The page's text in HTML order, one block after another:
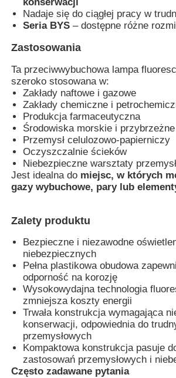
Explosion Proof Box
wyłącznik przeciwwybuchowy
Glandy kablowe zabezpieczone
wtyczka i gniazdo
konserwacji
Nadaje się do ciągłej pracy w
Seria BYS – dostępne różne
Zastosowania
Ta przeciwwybuchowa lampa
szeroko stosowana w:
Zakłady naftowe i gazowe
Zakłady chemiczne i
Produkcja farmaceutyczna
Środowiska morskie i przybrzeżne
Przemysł celulozowo-papierniczy
Oczyszczalnie ścieków
Niebezpieczne warsztaty
Jest idealna do miejsc, w których
gazy wybuchowe, pary lub
Zalety produktu
Bezpieczne i niezawodne
niebezpiecznych
Pełna plastikowa obudowa
odporność na korozję
Wysokowydajna technologia
zmniejsza koszty energii
Trwała konstrukcja wymagająca
konserwacji, odpowiednia do
przemysłowych
Kompaktowa konstrukcja pasuje
zastosowań przemysłowych i
Często zadawane pytania